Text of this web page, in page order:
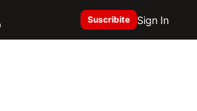
Suscribite Sign In